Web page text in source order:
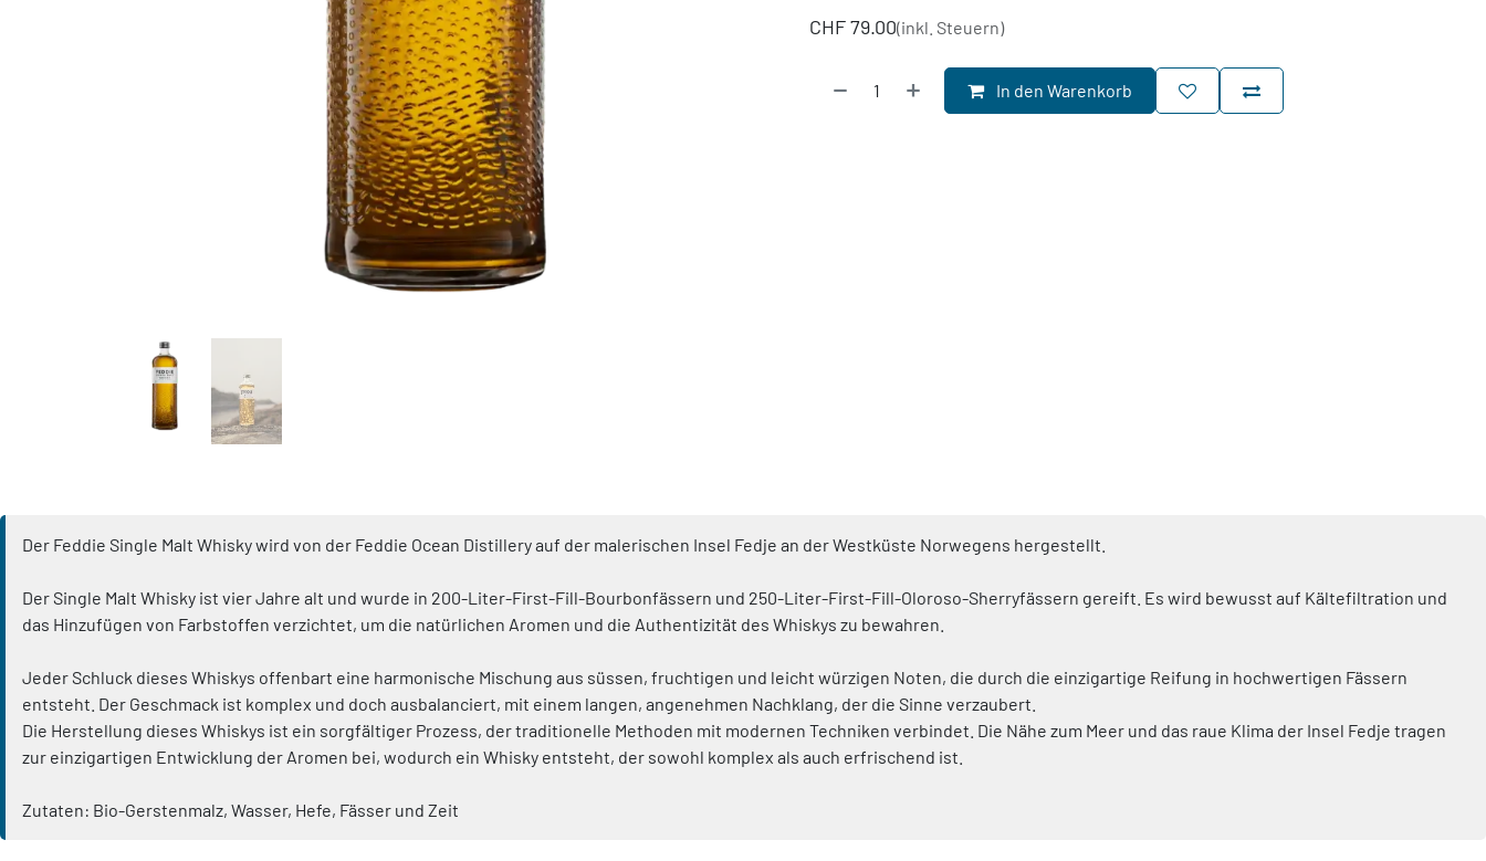
CHF79.00(inkl. Steuern)
In den Warenkorb
Der Feddie Single Malt Whisky wird von der Feddie Ocean Distillery auf der malerischen Insel Fedje an der Westküste Norwegens hergestellt.
Der Single Malt Whisky ist vier Jahre alt und wurde in 200-Liter-First-Fill-Bourbonfässern und 250-Liter-First-Fill-Oloroso-Sherryfässern gereift. Es wird bewusst auf Kältefiltration und
das Hinzufügen von Farbstoffen verzichtet, um die natürlichen Aromen und die Authentizität des Whiskys zu bewahren.
Jeder Schluck dieses Whiskys offenbart eine harmonische Mischung aus süssen, fruchtigen und leicht würzigen Noten, die durch die einzigartige Reifung in hochwertigen Fässern
entsteht. Der Geschmack ist komplex und doch ausbalanciert, mit einem langen, angenehmen Nachklang, der die Sinne verzaubert.
Die Herstellung dieses Whiskys ist ein sorgfältiger Prozess, der traditionelle Methoden mit modernen Techniken verbindet. Die Nähe zum Meer und das raue Klima der Insel Fedje tragen
zur einzigartigen Entwicklung der Aromen bei, wodurch ein Whisky entsteht, der sowohl komplex als auch erfrischend ist.
Zutaten: Bio-Gerstenmalz, Wasser, Hefe, Fässer und Zeit